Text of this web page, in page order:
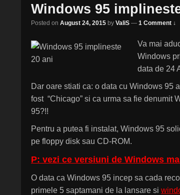
Windows 95
Posted on August 24, 2015 by ValiS — 1 Comment ↓
Va mai
Windows
data de 24
Dar oare stiati ca: o data cu Windows 95
fost “Chicago” si ca urma sa fie denumit
95?!!
Pentru a putea fi instalat, Windows 95
pe floppy disk sau CD-ROM.
P: vezi ce versiuni de Windows
O data ca Windows 95 incep sa cada
primele 5 saptamani de la lansare si